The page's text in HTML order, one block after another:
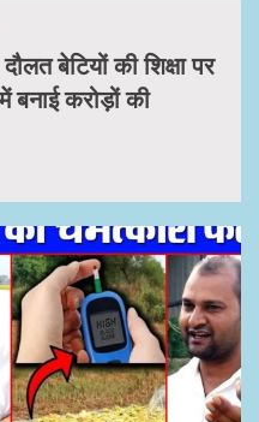
बेटियों की शिक्षा पर
बनाई करोड़ों की